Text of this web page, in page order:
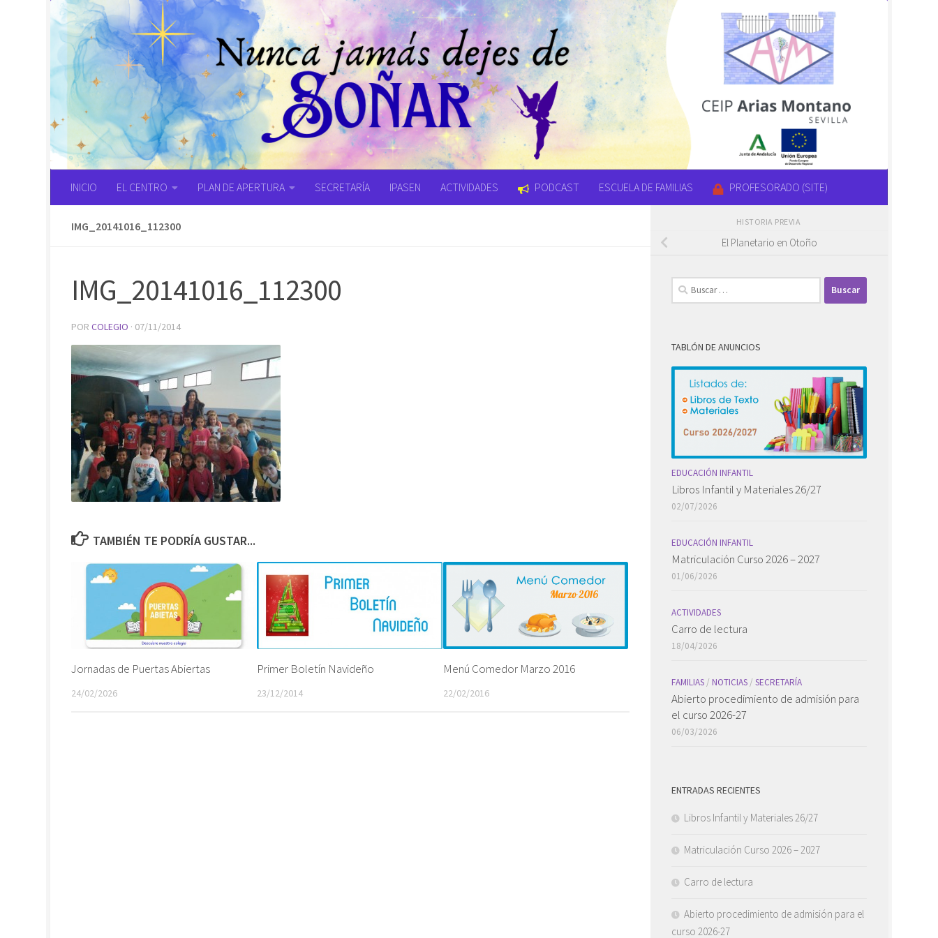
Saltar al contenido
INICIO EL CENTRO PLAN DE APERTURA SECRETARÍA IPASEN ACTIVIDADES PODCAST ESCUELA DE FAMILIAS PROFESORADO (SITE)
IMG_20141016_112300
IMG_20141016_112300
POR COLEGIO · 07/11/2014
TAMBIÉN TE PODRÍA GUSTAR...
Jornadas de Puertas Abiertas
24/02/2026
Primer Boletín Navideño
23/12/2014
Menú Comedor Marzo 2016
22/02/2016
HISTORIA PREVIA
El Planetario en Otoño
Buscar:
TABLÓN DE ANUNCIOS
EDUCACIÓN INFANTIL
Libros Infantil y Materiales 26/27
02/07/2026
EDUCACIÓN INFANTIL
Matriculación Curso 2026 – 2027
01/06/2026
ACTIVIDADES
Carro de lectura
18/04/2026
FAMILIAS / NOTICIAS / SECRETARÍA
Abierto procedimiento de admisión para
el curso 2026-27
06/03/2026
ENTRADAS RECIENTES
Libros Infantil y Materiales 26/27
Matriculación Curso 2026 – 2027
Carro de lectura
Abierto procedimiento de admisión para el
curso 2026-27